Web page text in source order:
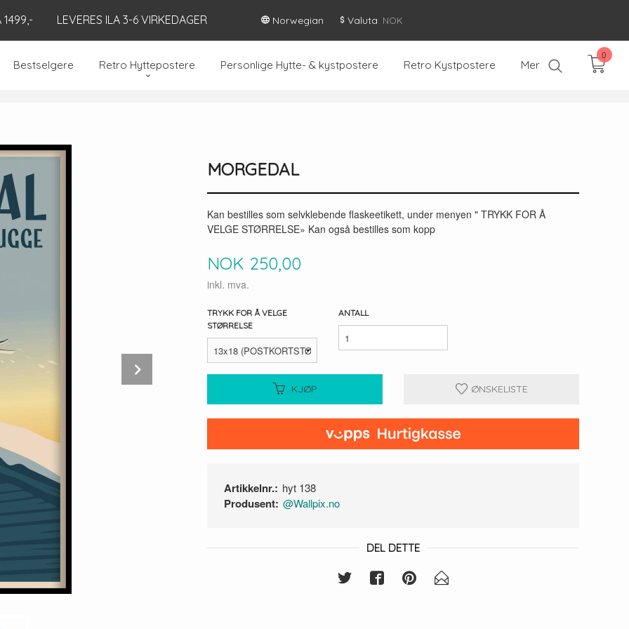
1499,- LEVERES ILA 3-6 VIRKEDAGER Norwegian Valuta: NOK
Bestselgere Retro Hyttepostere Personlige Hytte- & kystpostere Retro Kystpostere Mer
0
MORGEDAL
Kan bestilles som selvklebende flaskeetikett, under menyen " TRYKK FOR Å
VELGE STØRRELSE» Kan også bestilles som kopp
Pris
NOK 250,00
inkl. mva.
TRYKK FOR Å VELGE
STØRRELSE
ANTALL
KJØP ØNSKELISTE
Artikkelnr.: hyt 138
Produsent: @Wallpix.no
DEL DETTE